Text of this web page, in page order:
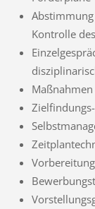
Kontrolle